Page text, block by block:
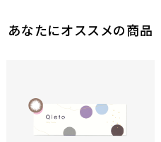
あなたにオススメの商品